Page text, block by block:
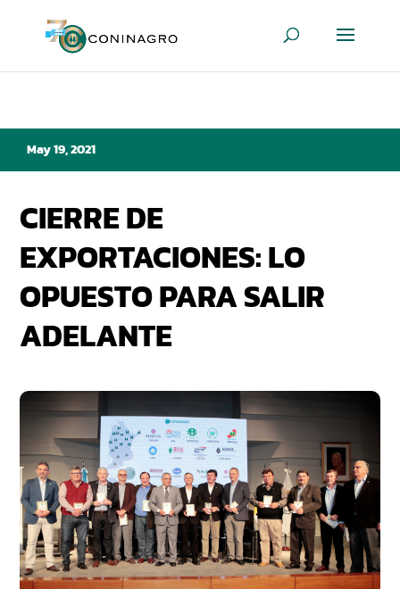
May 19, 2021
CIERRE DE
EXPORTACIONES: LO
OPUESTO PARA SALIR
ADELANTE